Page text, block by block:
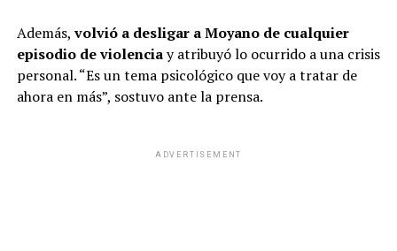
Además,volvió a desligar a Moyano de cualquier
episodio de violenciay atribuyó lo ocurrido a una crisis
personal. “Es un tema psicológico que voy a tratar de
ahora en más”, sostuvo ante la prensa.
ADVERTISEMENT